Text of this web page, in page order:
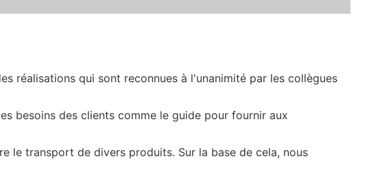
réalisations qui sont reconnues à l'unanimité par les collègues
besoins des clients comme le guide pour fournir aux
le transport de divers produits. Sur la base de cela, nous